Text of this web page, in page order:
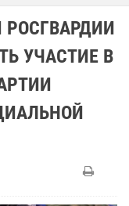
РОСГВАРДИИ
УЧАСТИЕ В